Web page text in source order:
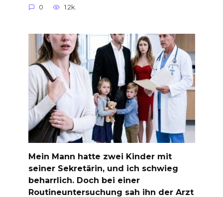
0 1.2k.
Mein Mann hatte zwei Kinder mit
seiner Sekretärin, und ich schwieg
beharrlich. Doch bei einer
Routineuntersuchung sah ihn der Arzt